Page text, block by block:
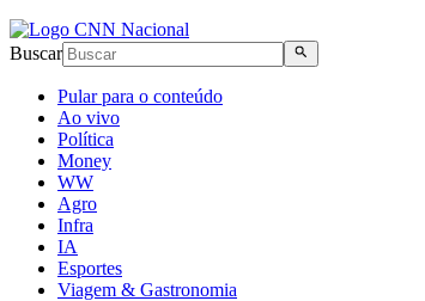
Buscar
Pular para o conteúdo
Ao vivo
Política
Money
WW
Agro
Infra
IA
Esportes
Viagem & Gastronomia